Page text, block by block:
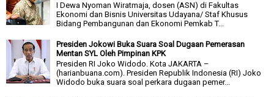
I Dewa Nyoman Wiratmaja, dosen (ASN) di Fakultas
Ekonomi dan Bisnis Universitas Udayana/ Staf Khusus
Bidang Pembangunan dan Ekonomi Pemkab T...
Presiden Jokowi Buka Suara Soal Dugaan Pemerasan
Mentan SYL Oleh Pimpinan KPK
Presiden RI Joko Widodo. Kota JAKARTA –
(harianbuana.com). Presiden Republik Indonesia (RI) Joko
Widodo buka suara soal perkara dugaan pemer...